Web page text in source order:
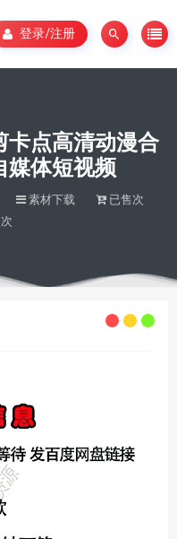
登录/注册
卡点高清动漫合
媒体短视频
素材下载
已售次
点高清动漫合集抖音快手热门自媒体短视频